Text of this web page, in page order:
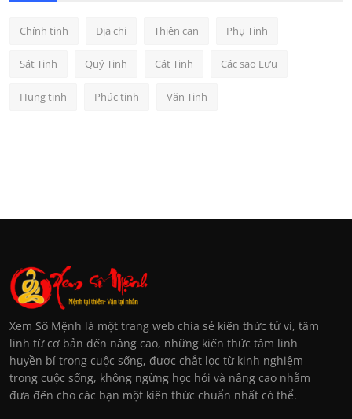
Chính tinh Địa chi Thiên can Phụ Tinh
Sát Tinh Quý Tinh Cát Tinh Các sao Lưu
Hung tinh Phúc tinh Văn Tinh
Xem Số Mệnh là một trang web chia sẻ kiến thức tử vi, tâm
linh từ cơ bản đến nâng cao, những kiến thức tâm linh
huyền bí trong cuộc sống, được chắt lọc từ kinh nghiệm
trong cuộc sống, không ngừng học hỏi và nâng cao nhằm
đưa đến cho các bạn một kiến thức chuẩn nhất có thể.